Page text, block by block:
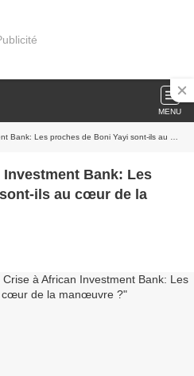
MENU
proches de Boni Yayi sont-ils au cœur de la manœuvre ?
Bank: Les
ils au cœur de la